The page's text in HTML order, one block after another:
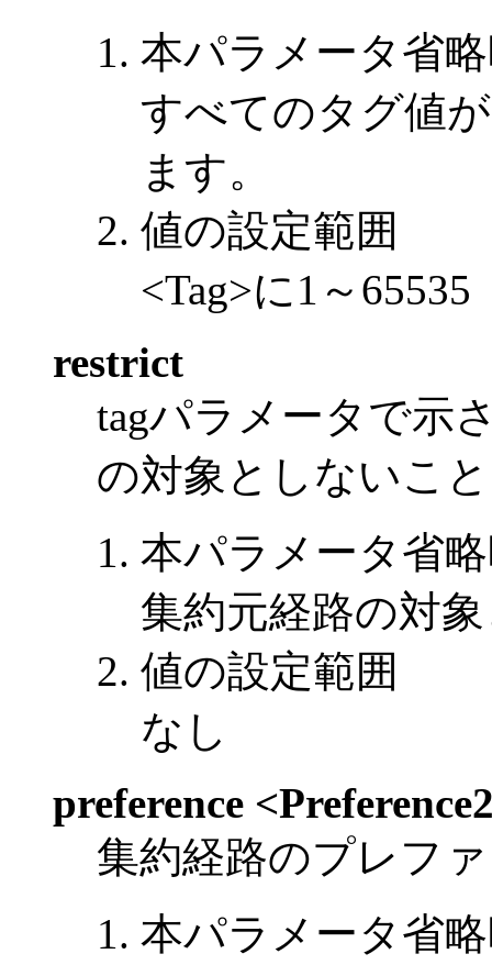
本パラメータ省
すべてのタグ値
ます。
値の設定範囲
<Tag>に1～
restrict
tagパラメータで示
の対象としないこ
本パラメータ省
集約元経路の対
値の設定範囲
なし
preference
集約経路のプレフ
本パラメータ省